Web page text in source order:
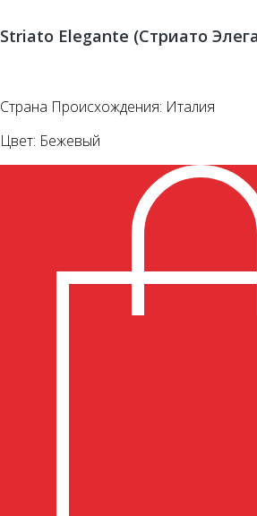
Striato Elegante (Стриато
Страна Происхождения: Италия
Цвет: Бежевый